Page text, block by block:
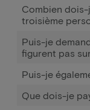
Combien
troisième
Puis-je
figurent pas
Puis-je
Que dois-je